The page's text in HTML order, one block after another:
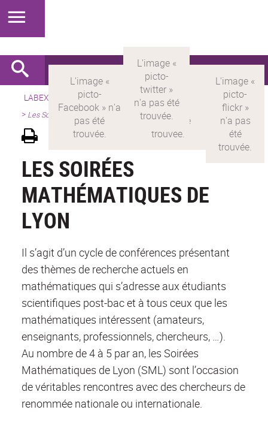
LABEX > LABEX MILYON Version française
Présentation
> Les Soirées Mathématiques de Lyon
LES SOIRÉES
MATHÉMATIQUES DE
LYON
Il s’agit d’un cycle de conférences présentant
des thèmes de recherche actuels en
mathématiques qui s’adresse aux étudiants
scientifiques post-bac et à tous ceux que les
mathématiques intéressent (amateurs,
enseignants, professionnels, chercheurs, …).
Au nombre de 4 à 5 par an, les Soirées
Mathématiques de Lyon (SML) sont l’occasion
de véritables rencontres avec des chercheurs de
renommée nationale ou internationale.